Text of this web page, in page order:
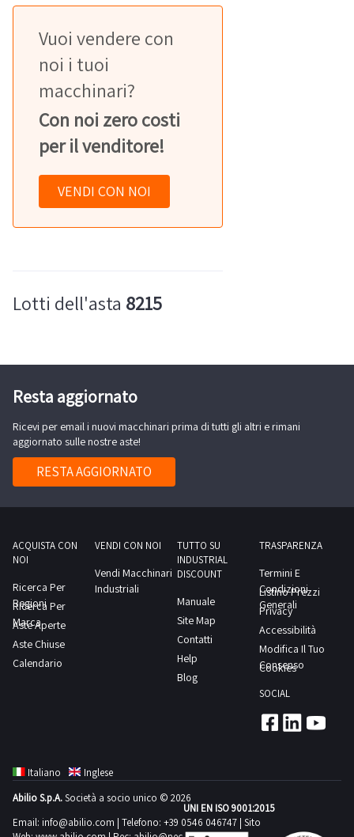
Vuoi vendere con
noi i tuoi
macchinari?
Con noi zero costi
per il venditore!
VENDI CON NOI
Lotti dell'asta 8215
Resta aggiornato
Ricevi per email i nuovi macchinari prima di tutti gli altri e rimani
aggiornato sulle nostre aste!
RESTA AGGIORNATO
ACQUISTA CON
NOI
Ricerca Per
Regioni
Ricerca Per
Marca
Aste Aperte
Aste Chiuse
Calendario
VENDI CON NOI
Vendi Macchinari
Industriali
TUTTO SU
INDUSTRIAL
DISCOUNT
Manuale
Site Map
Contatti
Help
Blog
TRASPARENZA
Termini E
Condizioni
Generali
Listino Prezzi
Privacy
Accessibilità
Modifica Il Tuo
Consenso
Cookies
SOCIAL
Italiano
Inglese
Abilio S.p.A.Società a socio unico © 2026
Email: info@abilio.com | Telefono: +39 0546 046747 | Sito
UNI EN ISO 9001:2015